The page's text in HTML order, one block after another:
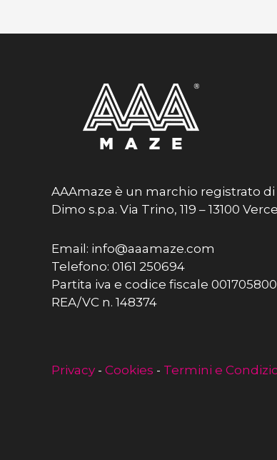
AAAmaze è un marchio registrato di
Dimo s.p.a. Via Trino, 119 – 13100
Email: info@aaamaze.com
Telefono: 0161 250694
Partita iva e codice fiscale
REA/VC n. 148374
Privacy - Cookies - Termini e